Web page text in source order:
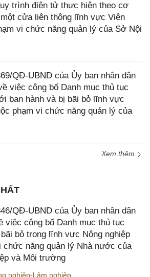
trình điện tử thực hiện theo cơ
cửa liên thông lĩnh vực Viên
vi chức năng quản lý của Sở Nội
QĐ-UBND của Ủy ban nhân dân
việc công bố Danh mục thủ tục
ban hành và bị bãi bỏ lĩnh vực
phạm vi chức năng quản lý của
Xem thêm
QĐ-UBND của Ủy ban nhân dân
việc công bố Danh mục thủ tục
bỏ trong lĩnh vực Nông nghiệp
chức năng quản lý Nhà nước của
và Môi trường
nghiệp-Lâm nghiệp